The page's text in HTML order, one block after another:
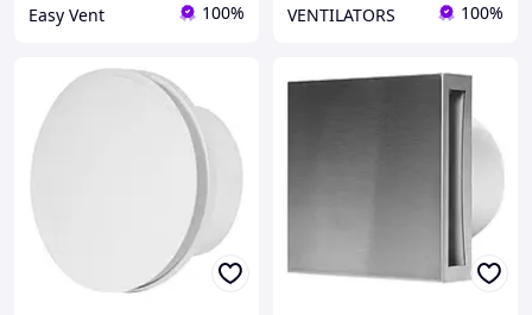
Easy Vent 100% VENTILATORS 100%